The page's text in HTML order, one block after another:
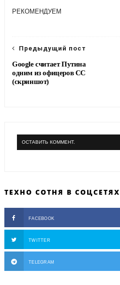
РЕКОМЕНДУЕМ
Предыдущий пост
Google считает Путина
одним из офицеров СС
(скриншот)
ОСТАВИТЬ КОММЕНТ.
ТЕХНО СОТНЯ В СОЦСЕТЯХ
FACEBOOK
TWITTER
TELEGRAM